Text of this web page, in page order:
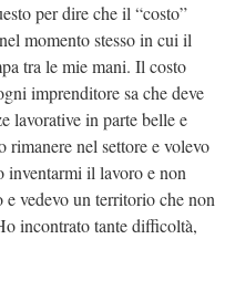
per dire che il “costo”
momento stesso in cui il
tra le mie mani. Il costo
imprenditore sa che deve
lavorative in parte belle e
rimanere nel settore e volevo
il lavoro e non
vedevo un territorio che non
incontrato tante difficoltà,